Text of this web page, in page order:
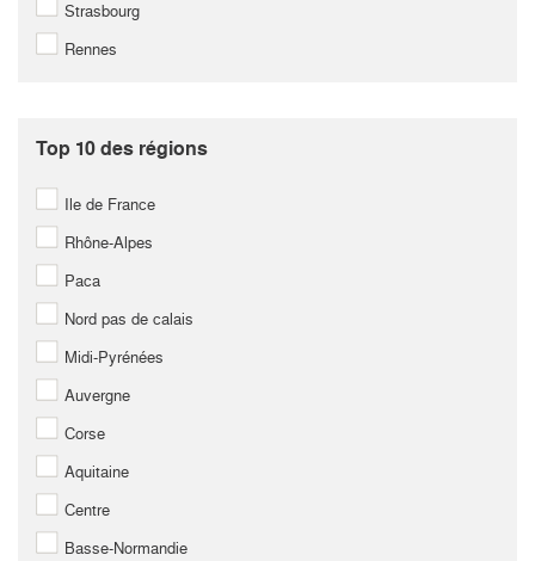
Strasbourg
Rennes
Top 10 des régions
Ile de France
Rhône-Alpes
Paca
Nord pas de calais
Midi-Pyrénées
Auvergne
Corse
Aquitaine
Centre
Basse-Normandie